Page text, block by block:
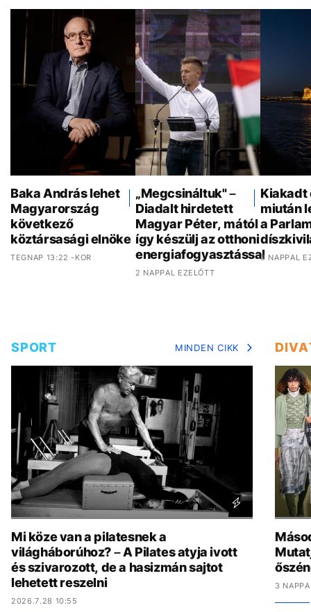
Baka András lehet
Magyarország
következő
köztársasági elnöke
TEGNAP 13:22 -KOR
„Megcsináltuk" –
Diadalt hirdetett
Magyar Péter, mától
így készülj az otthoni
energiafogyasztással
2 NAPPAL EZELŐTT
Kiakadt
miután
a
3 NAPPAL
SPORT MINDEN CIKK
Mi köze van a pilatesnek a
világháborúhoz? – A Pilates atyja ivott
és szivarozott, de a hasizmán sajtot
lehetett reszelni
2026.7.28 10:55
3